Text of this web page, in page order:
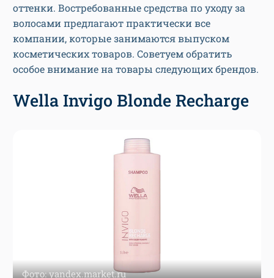
оттенки. Востребованные средства по уходу за
волосами предлагают практически все
компании, которые занимаются выпуском
косметических товаров. Советуем обратить
особое внимание на товары следующих брендов.
Wella Invigo Blonde Recharge
Фото: yandex.market.ru